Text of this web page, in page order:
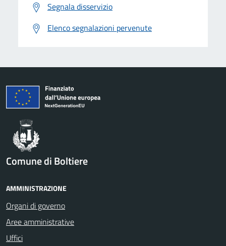
Segnala disservizio
Elenco segnalazioni pervenute
Comune di Boltiere
AMMINISTRAZIONE
Organi di governo
Aree amministrative
Uffici